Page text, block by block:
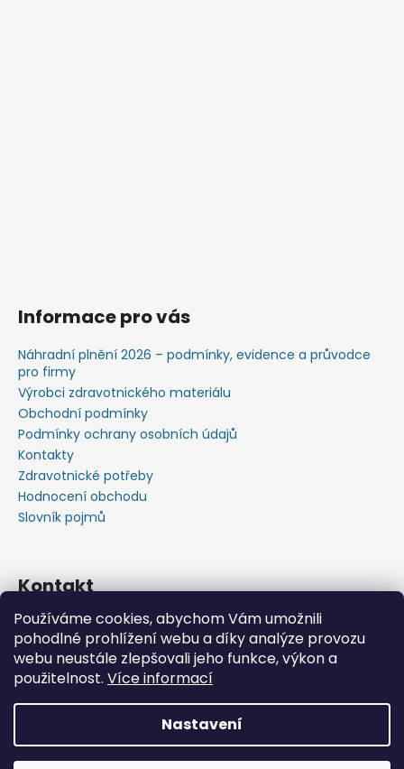
Používáme cookies, abychom Vám umožnili
pohodlné prohlížení webu a díky analýze provozu
webu neustále zlepšovali jeho funkce, výkon a
použitelnost. Více informací
Nastavení
📦 Minimální objednávka již od 600 Kč bez DPH • Rychlý
Informace pro vás
Náhradní plnění 2026 – podmínky, evidence a průvodce
pro firmy
Výrobci zdravotnického materiálu
Obchodní podmínky
Podmínky ochrany osobních údajů
Kontakty
Zdravotnické potřeby
Hodnocení obchodu
Slovník pojmů
Kontakt
+420603583759 ,+420734720049
https://www.facebook.com/profile.php?id=615793934
37445
https://www.youtube.com/@michalverner7685